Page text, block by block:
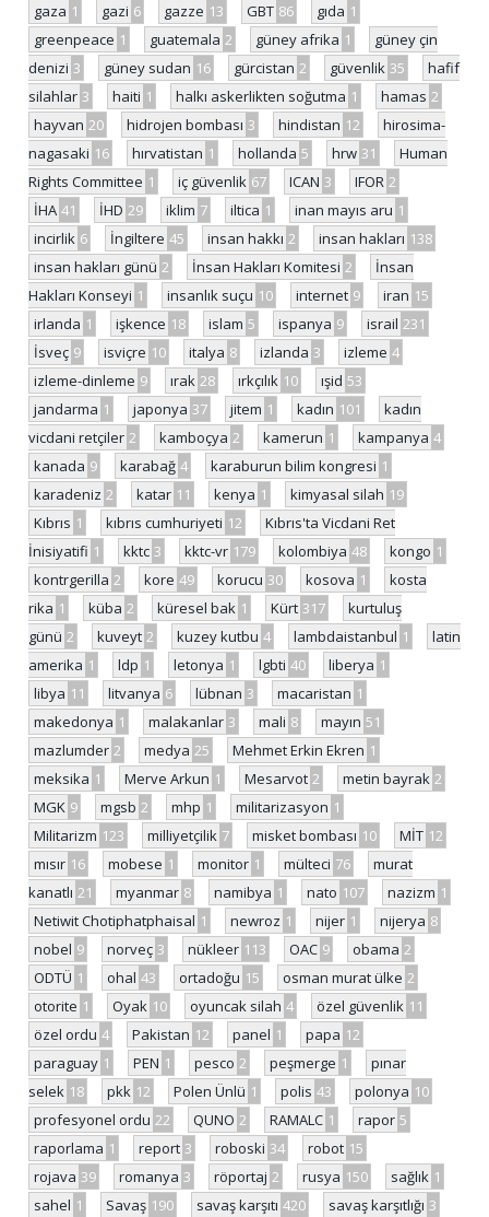
gaza 1 gazi 6 gazze 13 GBT 86 gıda 1
greenpeace 1 guatemala 2 güney afrika 1
güney çin
denizi 3 güney sudan 16 gürcistan 2 güvenlik 35
hafif
silahlar 3 haiti 1 halkı askerlikten soğutma 1 hamas 2
hayvan 20 hidrojen bombası 3 hindistan 12
hirosima-
nagasaki 16 hırvatistan 1 hollanda 5 hrw 31
Human
Rights Committee 1 iç güvenlik 67 ICAN 3 IFOR 2
İHA 41 İHD 29 iklim 7 iltica 1 inan mayıs aru 1
incirlik 6 İngiltere 45 insan hakkı 2 insan hakları 138
insan hakları günü 2 İnsan Hakları Komitesi 2
İnsan
Hakları Konseyi 1 insanlık suçu 10 internet 9 iran 15
irlanda 1 işkence 18 islam 5 ispanya 9 israil 231
İsveç 9 isviçre 10 italya 8 izlanda 3 izleme 4
izleme-dinleme 9 ırak 28 ırkçılık 10 ışid 53
jandarma 1 japonya 37 jitem 1 kadın 101
kadın
vicdani retçiler 2 kamboçya 2 kamerun 1 kampanya 4
kanada 9 karabağ 4 karaburun bilim kongresi 1
karadeniz 2 katar 11 kenya 1 kimyasal silah 19
Kıbrıs 1 kıbrıs cumhuriyeti 12
Kıbrıs'ta Vicdani Ret
İnisiyatifi 1 kktc 3 kktc-vr 179 kolombiya 48 kongo 1
kontrgerilla 2 kore 49 korucu 30 kosova 1
kosta
rika 1 küba 2 küresel bak 1 Kürt 317
kurtuluş
günü 2 kuveyt 2 kuzey kutbu 4 lambdaistanbul 1
latin
amerika 1 ldp 1 letonya 1 lgbti 40 liberya 1
libya 11 litvanya 6 lübnan 3 macaristan 1
makedonya 1 malakanlar 3 mali 8 mayın 51
mazlumder 2 medya 25 Mehmet Erkin Ekren 1
meksika 1 Merve Arkun 1 Mesarvot 2 metin bayrak 2
MGK 9 mgsb 2 mhp 1 militarizasyon 1
Militarizm 123 milliyetçilik 7 misket bombası 10 MİT 12
mısır 16 mobese 1 monitor 1 mülteci 76
murat
kanatlı 21 myanmar 8 namibya 1 nato 107 nazizm 1
Netiwit Chotiphatphaisal 1 newroz 1 nijer 1 nijerya 8
nobel 9 norveç 3 nükleer 113 OAC 9 obama 2
ODTÜ 1 ohal 43 ortadoğu 15 osman murat ülke 2
otorite 1 Oyak 10 oyuncak silah 4 özel güvenlik 11
özel ordu 4 Pakistan 12 panel 1 papa 12
paraguay 1 PEN 1 pesco 2 peşmerge 1
pınar
selek 18 pkk 12 Polen Ünlü 1 polis 43 polonya 10
profesyonel ordu 22 QUNO 2 RAMALC 1 rapor 5
raporlama 1 report 3 roboski 34 robot 15
rojava 39 romanya 3 röportaj 2 rusya 150 sağlık 1
sahel 1 Savaş 190 savaş karşıtı 420 savaş karşıtlığı 3